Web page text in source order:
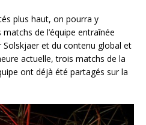
plus haut, on pourra y
de l’équipe entraînée
et du contenu global et
actuelle, trois matchs de la
ont déjà été partagés sur la